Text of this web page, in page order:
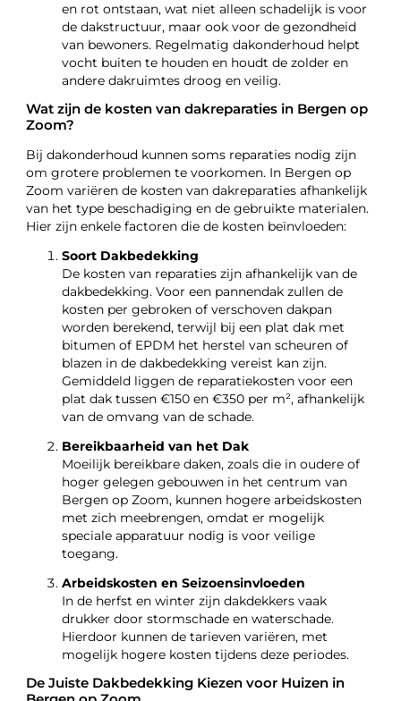
en rot ontstaan, wat niet alleen schadelijk is voor
de dakstructuur, maar ook voor de gezondheid
van bewoners. Regelmatig dakonderhoud helpt
vocht buiten te houden en houdt de zolder en
andere dakruimtes droog en veilig.
Wat zijn de kosten van dakreparaties in Bergen op
Zoom?
Bij dakonderhoud kunnen soms reparaties nodig zijn
om grotere problemen te voorkomen. In Bergen op
Zoom variëren de kosten van dakreparaties afhankelijk
van het type beschadiging en de gebruikte materialen.
Hier zijn enkele factoren die de kosten beïnvloeden:
Soort Dakbedekking
De kosten van reparaties zijn afhankelijk van de
dakbedekking. Voor een pannendak zullen de
kosten per gebroken of verschoven dakpan
worden berekend, terwijl bij een plat dak met
bitumen of EPDM het herstel van scheuren of
blazen in de dakbedekking vereist kan zijn.
Gemiddeld liggen de reparatiekosten voor een
plat dak tussen €150 en €350 per m², afhankelijk
van de omvang van de schade.
Bereikbaarheid van het Dak
Moeilijk bereikbare daken, zoals die in oudere of
hoger gelegen gebouwen in het centrum van
Bergen op Zoom, kunnen hogere arbeidskosten
met zich meebrengen, omdat er mogelijk
speciale apparatuur nodig is voor veilige
toegang.
Arbeidskosten en Seizoensinvloeden
In de herfst en winter zijn dakdekkers vaak
drukker door stormschade en waterschade.
Hierdoor kunnen de tarieven variëren, met
mogelijk hogere kosten tijdens deze periodes.
De Juiste Dakbedekking Kiezen voor Huizen in